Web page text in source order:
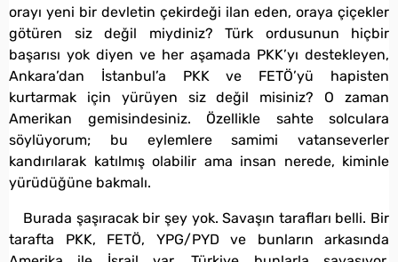
orayı yeni bir devletin çekirdeği ilan eden, oraya çiçekler
götüren siz değil miydiniz? Türk ordusunun hiçbir
başarısı yok diyen ve her aşamada PKK’yı destekleyen,
Ankara’dan İstanbul’a PKK ve FETÖ’yü hapisten
kurtarmak için yürüyen siz değil misiniz? O zaman
Amerikan gemisindesiniz. Özellikle sahte solculara
söylüyorum; bu eylemlere samimi vatanseverler
kandırılarak katılmış olabilir ama insan nerede, kiminle
yürüdüğüne bakmalı.
Burada şaşıracak bir şey yok. Savaşın tarafları belli. Bir
tarafta PKK, FETÖ, YPG/PYD ve bunların arkasında